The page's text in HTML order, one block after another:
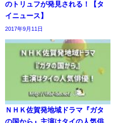
のトリュフが発見される！【タ
イニュース】
2017年9月11日
ＮＨＫ佐賀発地域ドラマ『ガタ